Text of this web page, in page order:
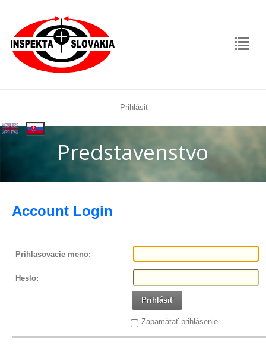
Prihlásiť
rolex
replica
Predstavenstvo
Account Login
Prihlasovacie meno:
Heslo:
Prihlásiť
Zapamätať prihlásenie